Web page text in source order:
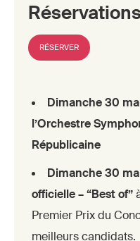
Réservations
RÉSERVER
Dimanche 30
l’Orchestre
Républicaine
Dimanche 30
officielle – “Best of”
Premier Prix du
meilleurs candidats.